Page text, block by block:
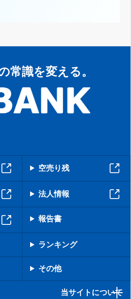
常識を変える。
空売り残
法人情報
報告書
ランキング
その他
当サイトについて